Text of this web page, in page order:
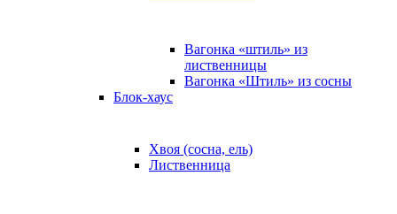
Вагонка «штиль» из
лиственницы
Вагонка «Штиль» из сосны
Блок-хаус
Хвоя (сосна, ель)
Лиственница